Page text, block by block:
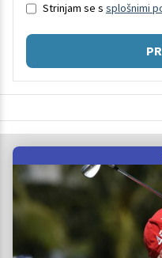
Strinjam se s splošnimi